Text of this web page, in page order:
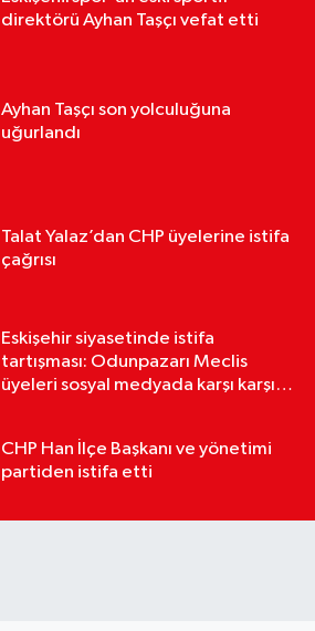
direktörü Ayhan Taşçı vefat etti
Ayhan Taşçı son yolculuğuna
uğurlandı
Talat Yalaz’dan CHP üyelerine istifa
çağrısı
Eskişehir siyasetinde istifa
tartışması: Odunpazarı Meclis
üyeleri sosyal medyada karşı karşıya
CHP Han İlçe Başkanı ve yönetimi
partiden istifa etti